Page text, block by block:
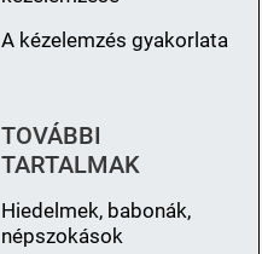
A kézelemzés gyakorlata
TOVÁBBI
TARTALMAK
Hiedelmek, babonák,
népszokások